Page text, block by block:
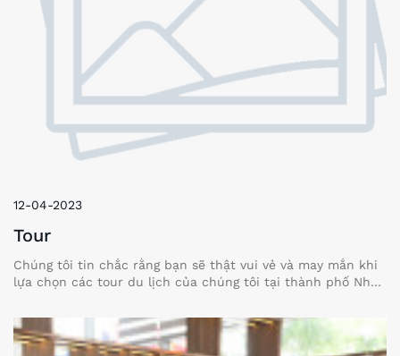
12-04-2023
Tour
Chúng tôi tin chắc rằng bạn sẽ thật vui vẻ và may mắn khi
lựa chọn các tour du lịch của chúng tôi tại thành phố Nha
xinh đẹp hấp dẫn hơn bất cứ nơi nào.